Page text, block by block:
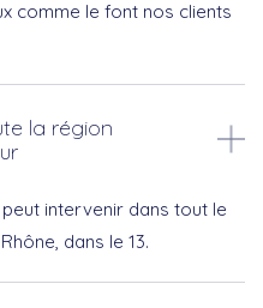
comme le font nos clients
la région
intervenir dans tout le
dans le 13.